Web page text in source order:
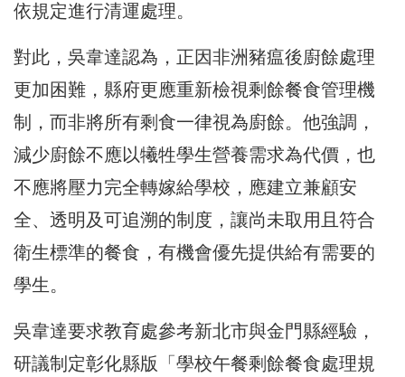
依規定進行清運處理。
對此，吳韋達認為，正因非洲豬瘟後廚餘處理
更加困難，縣府更應重新檢視剩餘餐食管理機
制，而非將所有剩食一律視為廚餘。他強調，
減少廚餘不應以犧牲學生營養需求為代價，也
不應將壓力完全轉嫁給學校，應建立兼顧安
全、透明及可追溯的制度，讓尚未取用且符合
衛生標準的餐食，有機會優先提供給有需要的
學生。
吳韋達要求教育處參考新北市與金門縣經驗，
研議制定彰化縣版「學校午餐剩餘餐食處理規